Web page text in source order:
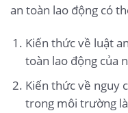
an toàn lao động có
Kiến thức về luật
toàn lao động của
Kiến thức về nguy
trong môi trường